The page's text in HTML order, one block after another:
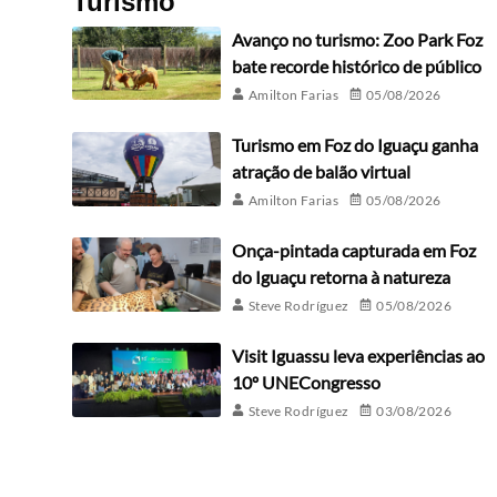
Avanço no turismo: Zoo Park Foz
bate recorde histórico de público
Amilton Farias 05/08/2026
Turismo em Foz do Iguaçu ganha
atração de balão virtual
Amilton Farias 05/08/2026
Onça-pintada capturada em Foz
do Iguaçu retorna à natureza
Steve Rodríguez 05/08/2026
Visit Iguassu leva experiências ao
10º UNECongresso
Steve Rodríguez 03/08/2026